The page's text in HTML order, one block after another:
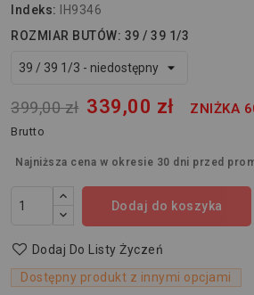
Indeks:
IH9346
ROZMIAR BUTÓW: 39 / 39 1/3
399,00 zł 339,00 zł ZNIŻKA
Brutto
Najniższa cena w okresie 30 dni przed
Dodaj do koszyka
Dodaj Do Listy Życzeń
Dostępny produkt z innymi opcjami